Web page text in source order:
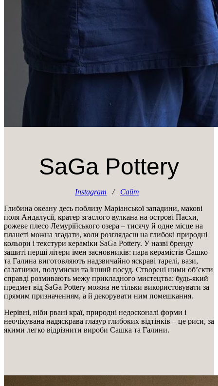
SaGa Pottery
Instagram / Сайт
Глибина океану десь поблизу Маріанської западини, макові
поля Андалусії, кратер згаслого вулкана на острові Пасхи,
рожеве плесо Лемурійського озера – тисячу й одне місце на
планеті можна згадати, коли розглядаєш на глибокі природні
кольори і текстури кераміки SaGa Pottery. У назві бренду
зашиті перші літери імен засновників: пара керамістів Сашко
та Галина виготовляють надзвичайно яскраві тарелі, вази,
салатники, полумиски та інший посуд. Створені ними об’єкти
справді розмивають межу прикладного мистецтва: будь-який
предмет від SaGa Pottery можна не тільки використовувати за
прямим призначенням, а й декорувати ним помешкання.
Нерівні, ніби рвані краї, природні недосконалі форми і
неочікувана надяскрава глазур глибоких відтінків – це риси, за
якими легко відрізнити вироби Сашка та Галини.